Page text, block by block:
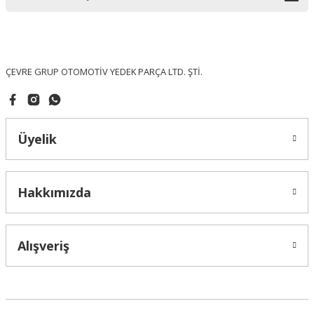
ÇEVRE GRUP OTOMOTİV YEDEK PARÇA LTD. ŞTİ.
Üyelik
Hakkımızda
Alışveriş